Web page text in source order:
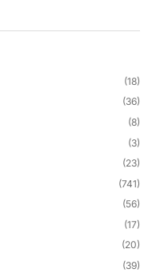
(18)
(36)
(8)
(3)
(23)
(741)
(56)
(17)
(20)
(39)